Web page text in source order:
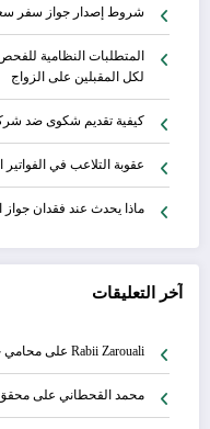
شروط إصدار جواز سفر
المتطلبات النظامية
لكل المقبلين على الزواج
كيفية تقديم شكوى ضد
عقوبة التلاعب في
ماذا يحدث عند فقدان
آخر التعليقات
Rabii Zarouali على محامي
محمد القحطاني على